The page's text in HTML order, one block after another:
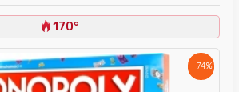
170°
- 74%